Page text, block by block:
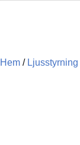
Hem / Ljusstyrning